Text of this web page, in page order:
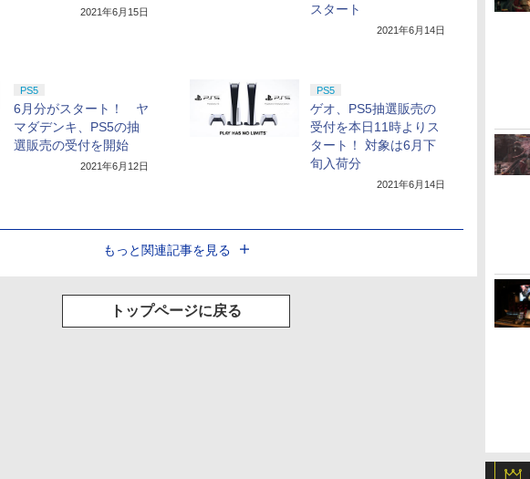
2021年6月15日
スタート
2021年6月14日
PS5
6月分がスタート！ ヤ
マダデンキ、PS5の抽
選販売の受付を開始
2021年6月12日
PS5
ゲオ、PS5抽選販売の
受付を本日11時よりス
タート！ 対象は6月下
旬入荷分
2021年6月14日
もっと関連記事を見る
トップページに戻る